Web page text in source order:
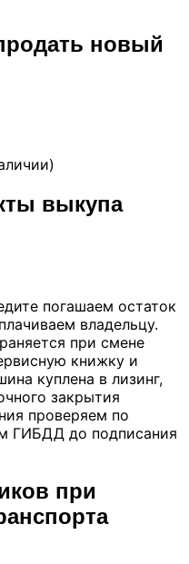
новый
выкупа
погашаем остаток
владельцу.
при смене
книжку и
куплена в лизинг,
закрытия
проверяем по
ГИБДД до подписания
при